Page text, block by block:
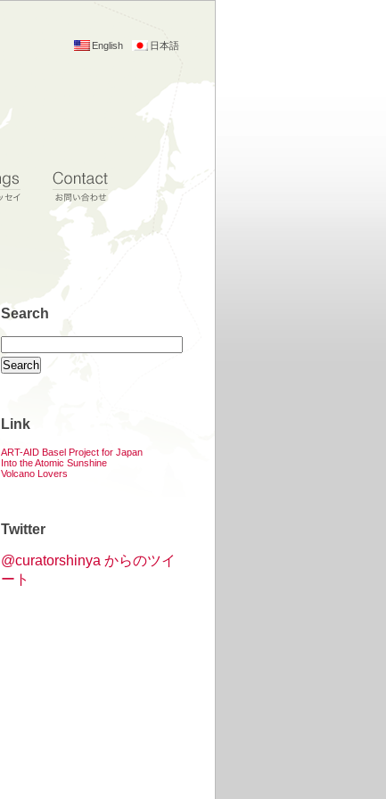
日本語
English
Search
Link
ART-AID Basel Project for Japan
Into the Atomic Sunshine
Volcano Lovers
Twitter
@curatorshinya からのツイ
ート